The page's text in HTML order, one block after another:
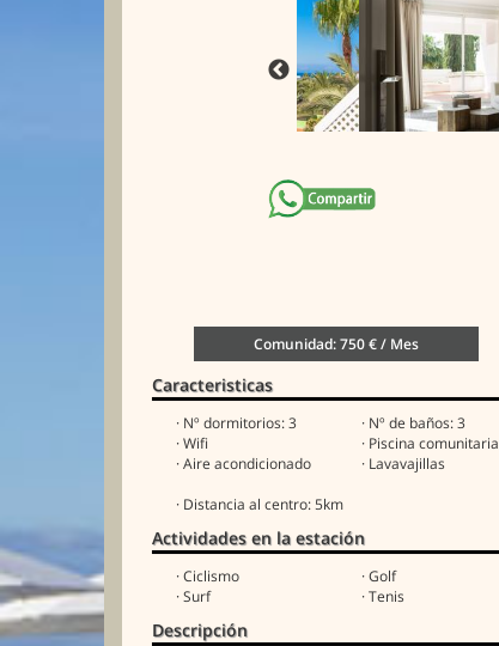
Comunidad: 750 € / Mes
Caracteristicas
· Nº dormitorios: 3 · Nº de baños: 3
· Wifi
· Piscina comunitaria
· Aire acondicionado
· Lavavajillas
· Distancia al centro: 5km
Actividades en la estación
· Ciclismo · Golf
· Surf
· Tenis
Descripción